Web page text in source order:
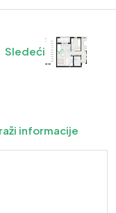
Sledeći
informacije